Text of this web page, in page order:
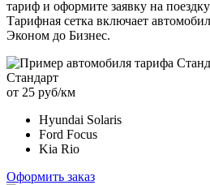
тариф и оформите заявку на
Тарифная сетка включает
Эконом до Бизнес.
Стандарт
от 25 руб/км
Hyundai Solaris
Ford Focus
Kia Rio
Оформить заказ